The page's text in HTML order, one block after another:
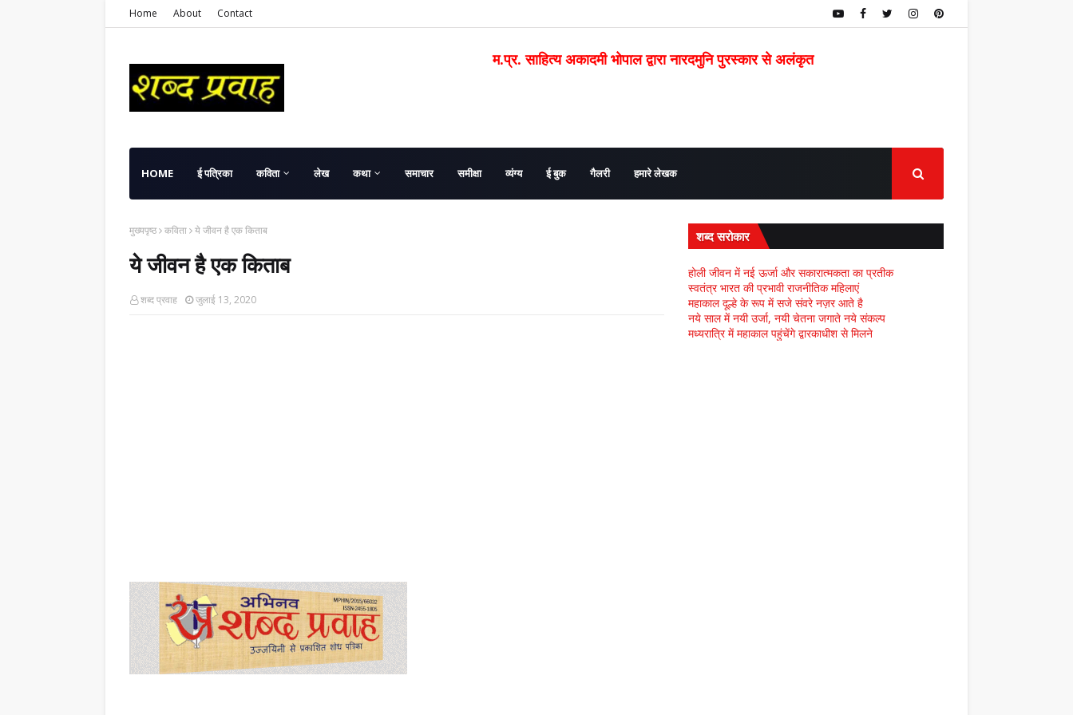
Home About Contact
म.प्र. साहित्य अकादमी भोपाल द्वारा नारदमुनि पुरस्कार से अलंकृत
HOME ई पत्रिका कविता लेख कथा समाचार समीक्षा व्यंग्य ई बुक गैलरी हमारे लेखक
मुख्यपृष्ठ कविता ये जीवन है एक किताब
ये जीवन है एक किताब
शब्द प्रवाह जुलाई 13, 2020
शब्द सरोकार
होली जीवन में नई ऊर्जा और सकारात्मकता का प्रतीक
स्वतंत्र भारत की प्रभावी राजनीतिक महिलाएं
महाकाल दूल्हे के रूप में सजे संवरे नज़र आते है
नये साल में नयी उर्जा, नयी चेतना जगाते नये संकल्प
मध्यरात्रि में महाकाल पहुंचेंगे द्वारकाधीश से मिलने